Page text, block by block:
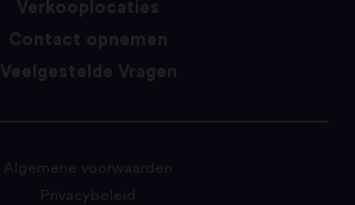
Verkooplocaties
Contact opnemen
Veelgestelde Vragen
Algemene voorwaarden
Privacybeleid